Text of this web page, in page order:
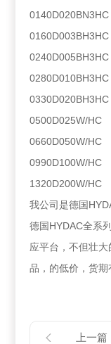
0140D020BN3HC
0160D003BH3HC
0240D005BH3HC
0280D010BH3HC
0330D020BH3HC
0500D025W/HC
0660D050W/HC
0990D100W/HC
1320D200W/HC
我公司是德国
德国HYDAC全系
应平台，不但壮
品，的低价，货期
上一篇